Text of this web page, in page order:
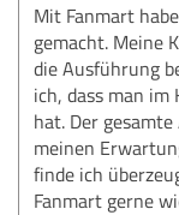
Mit Fanmart
gemacht. Meine
die Ausführung
ich, dass man
hat. Der
meinen
finde ich
Fanmart gerne